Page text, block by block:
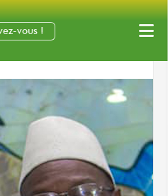
vous !
de Janvier